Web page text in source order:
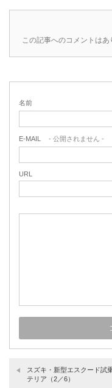
この記事へのコメントはあ
名前
E-MAIL - 公開されません -
URL
スズキ・新型エスクード試
テリア（2／6）